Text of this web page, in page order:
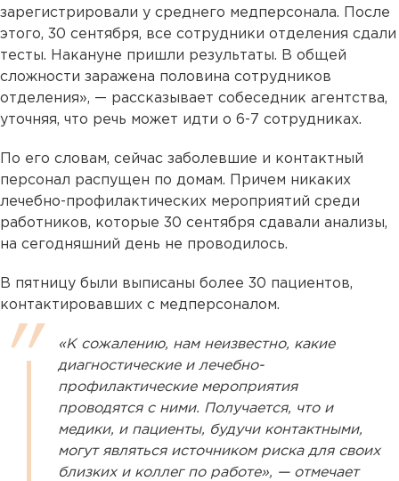
зарегистрировали у среднего медперсонала. После
этого, 30 сентября, все сотрудники отделения сдали
тесты. Накануне пришли результаты. В общей
сложности заражена половина сотрудников
отделения», — рассказывает собеседник агентства,
уточняя, что речь может идти о 6-7 сотрудниках.
По его словам, сейчас заболевшие и контактный
персонал распущен по домам. Причем никаких
лечебно-профилактических мероприятий среди
работников, которые 30 сентября сдавали анализы,
на сегодняшний день не проводилось.
В пятницу были выписаны более 30 пациентов,
контактировавших с медперсоналом.
«К сожалению, нам неизвестно, какие
диагностические и лечебно-
профилактические мероприятия
проводятся с ними. Получается, что и
медики, и пациенты, будучи контактными,
могут являться источником риска для своих
близких и коллег по работе», — отмечает